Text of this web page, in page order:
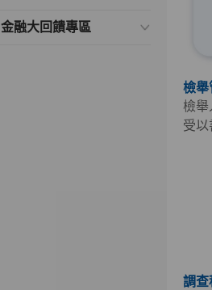
金融大回饋專區
檢舉
檢
受
調查